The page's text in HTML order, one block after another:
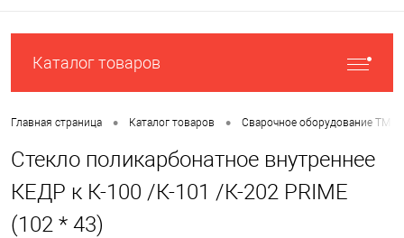
Каталог товаров
Главная страница • Каталог товаров • Сварочное оборудование ТМ
Стекло поликарбонатное внутреннее
КЕДР к К-100 /К-101 /К-202 PRIME
(102 * 43)